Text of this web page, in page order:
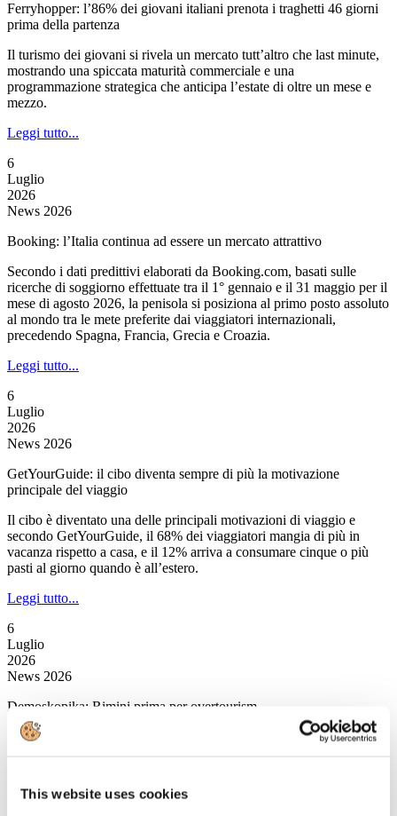
This website uses cookies
Ferryhopper: l’86% dei giovani italiani prenota i traghetti 46 giorni
prima della partenza
Il turismo dei giovani si rivela un mercato tutt’altro che last minute,
mostrando una spiccata maturità commerciale e una
programmazione strategica che anticipa l’estate di oltre un mese e
mezzo.
Leggi tutto...
6
Luglio
2026
News 2026
Booking: l’Italia continua ad essere un mercato attrattivo
Secondo i dati predittivi elaborati da Booking.com, basati sulle
ricerche di soggiorno effettuate tra il 1° gennaio e il 31 maggio per il
mese di agosto 2026, la penisola si posiziona al primo posto assoluto
al mondo tra le mete preferite dai viaggiatori internazionali,
precedendo Spagna, Francia, Grecia e Croazia.
Leggi tutto...
6
Luglio
2026
News 2026
GetYourGuide: il cibo diventa sempre di più la motivazione
principale del viaggio
Il cibo è diventato una delle principali motivazioni di viaggio e
secondo GetYourGuide, il 68% dei viaggiatori mangia di più in
vacanza rispetto a casa, e il 12% arriva a consumare cinque o più
pasti al giorno quando è all’estero.
Leggi tutto...
6
Luglio
2026
News 2026
Demoskopika: Rimini prima per overtourism
È Rimini a salire sul gradino più alto del podio nell’overtourism
concentrazioni urbane più elevate in assoluto.